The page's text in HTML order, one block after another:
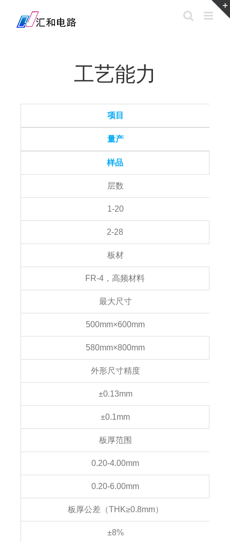
工艺能力
项目
量产
样品
层数
1-20
2-28
板材
FR-4，高频材料
最大尺寸
500mm×600mm
580mm×800mm
外形尺寸精度
±0.13mm
±0.1mm
板厚范围
0.20-4.00mm
0.20-6.00mm
板厚公差（THK≥0.8mm）
±8%